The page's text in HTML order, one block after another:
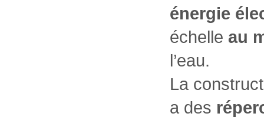
énergie
échelle au
l’eau.
La
a des